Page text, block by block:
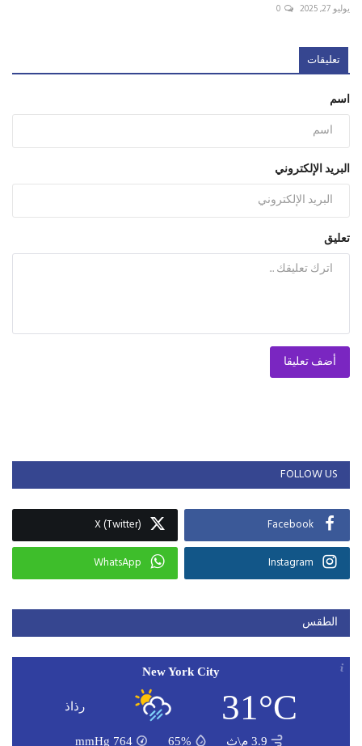
يوليو 27, 2025 0
تعليقات
اسم
البريد الإلكتروني
تعليق
أضف تعليقا
FOLLOW US
Facebook
X (Twitter)
Instagram
WhatsApp
الطقس
New York City
31°C رذاذ
3.9 م\ث 65%
764
mmHg